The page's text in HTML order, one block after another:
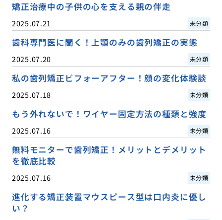
矯正治療中の子供の心を支える親の伴走
2025.07.21 未分類
歯科専門医に聞く！上顎のみの歯列矯正の実態
2025.07.20 未分類
私の歯列矯正ビフォーアフター！顔の変化体験談
2025.07.18 未分類
もう外れないで！ワイヤー固定方法の種類と強度
2025.07.16 未分類
無料モニターで歯列矯正！メリットとデメリット
を徹底比較
2025.07.16 未分類
進化する矯正装置マウスピース型は口内炎に優し
い？